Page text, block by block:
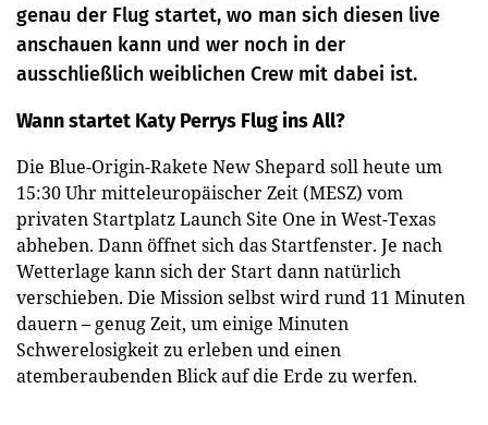
genau der Flug startet, wo man sich diesen live
anschauen kann und wer noch in der
ausschließlich weiblichen Crew mit dabei ist.
Wann startet Katy Perrys Flug ins All?
Die Blue-Origin-Rakete New Shepard soll heute um
15:30 Uhr mitteleuropäischer Zeit (MESZ) vom
privaten Startplatz Launch Site One in West-Texas
abheben. Dann öffnet sich das Startfenster. Je nach
Wetterlage kann sich der Start dann natürlich
verschieben. Die Mission selbst wird rund 11 Minuten
dauern – genug Zeit, um einige Minuten
Schwerelosigkeit zu erleben und einen
atemberaubenden Blick auf die Erde zu werfen.